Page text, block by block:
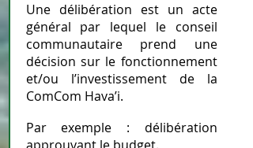
Une délibération est un acte
général par lequel le conseil
communautaire prend une
décision sur le fonctionnement
et/ou l’investissement de la
ComCom Hava’i.
Par exemple : délibération